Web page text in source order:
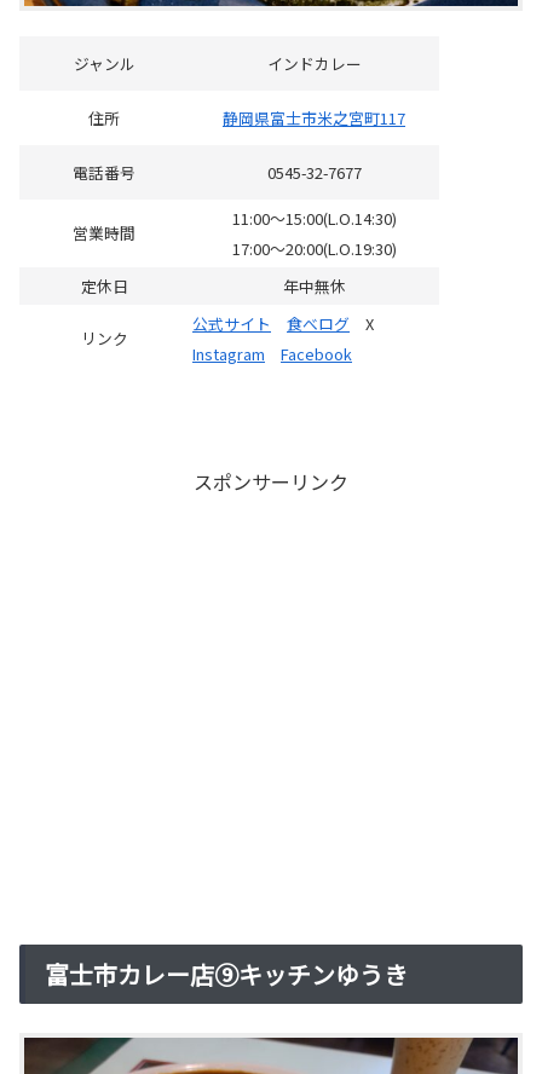
ジャンル インドカレー
住所 静岡県富士市米之宮町117
電話番号 0545-32-7677
営業時間
11:00～15:00(L.O.14:30)
17:00～20:00(L.O.19:30)
定休日
年中無休
リンク
公式サイト 食べログ X
Instagram
Facebook
スポンサーリンク
富士市カレー店⑨キッチンゆうき